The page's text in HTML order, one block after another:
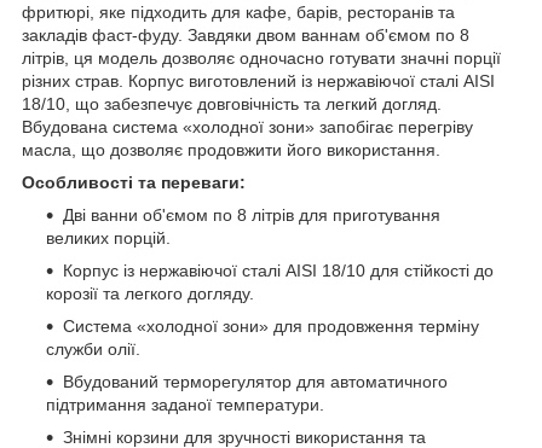
фритюрі, яке підходить для кафе, барів, ресторанів та
закладів фаст-фуду. Завдяки двом ваннам об'ємом по 8
літрів, ця модель дозволяє одночасно готувати значні порції
різних страв. Корпус виготовлений із нержавіючої сталі AISI
18/10, що забезпечує довговічність та легкий догляд.
Вбудована система «холодної зони» запобігає перегріву
масла, що дозволяє продовжити його використання.
Особливості та переваги:
Дві ванни об'ємом по 8 літрів для приготування
великих порцій.
Корпус із нержавіючої сталі AISI 18/10 для стійкості до
корозії та легкого догляду.
Система «холодної зони» для продовження терміну
служби олії.
Вбудований терморегулятор для автоматичного
підтримання заданої температури.
Знімні корзини для зручності використання та